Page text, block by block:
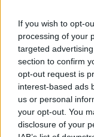
If you wish to opt-
processing of your
targeted
section to confirm
opt-out request is
interest-based ads
us or personal
your opt-out. You
disclosure of your